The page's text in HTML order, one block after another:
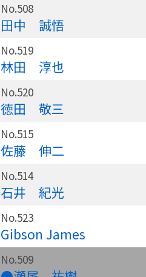
No.508
田中 誠悟
No.519
林田 淳也
No.520
徳田 敬三
No.515
佐藤 伸二
No.514
石井 紀光
No.523
Gibson James
No.509